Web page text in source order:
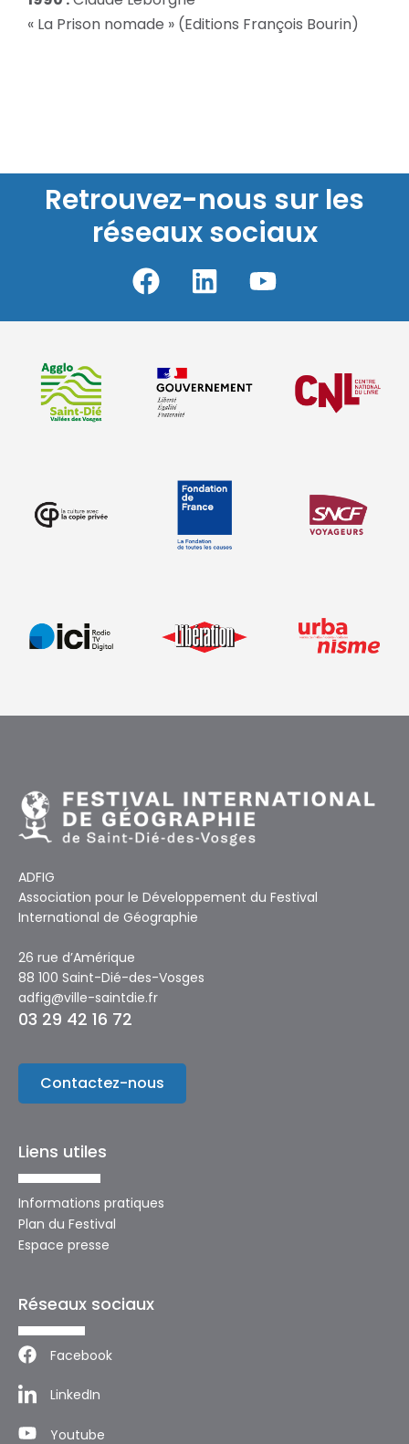
« La Prison nomade » (Editions François Bourin)
Retrouvez-nous sur les
réseaux sociaux
ADFIG
Association pour le Développement du Festival
International de Géographie
26 rue d’Amérique
88 100 Saint-Dié-des-Vosges
adfig@ville-saintdie.fr
03 29 42 16 72
Contactez-nous
Liens utiles
Informations pratiques
Plan du Festival
Espace presse
Réseaux sociaux
Facebook
LinkedIn
Youtube